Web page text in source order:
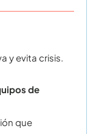
y evita crisis.
de
que